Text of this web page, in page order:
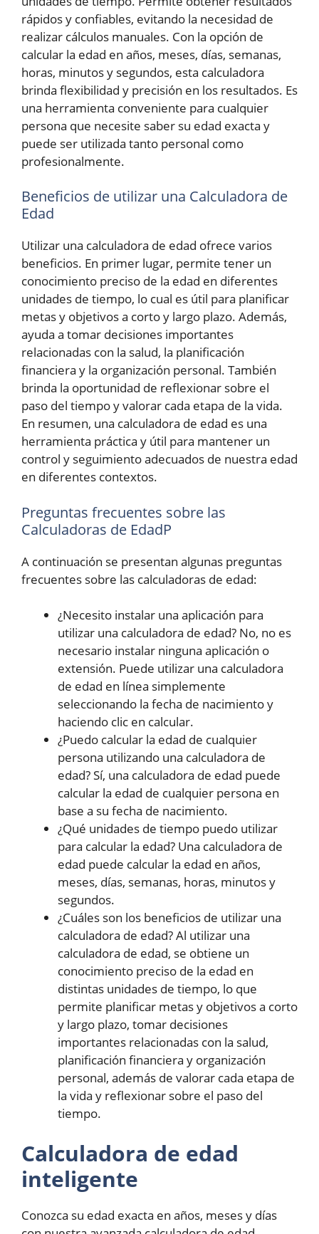
rápidos y confiables, evitando la necesidad de
realizar cálculos manuales. Con la opción de
calcular la edad en años, meses, días, semanas,
horas, minutos y segundos, esta calculadora
brinda flexibilidad y precisión en los resultados. Es
una herramienta conveniente para cualquier
persona que necesite saber su edad exacta y
puede ser utilizada tanto personal como
profesionalmente.
Beneficios de utilizar una Calculadora de
Edad
Utilizar una calculadora de edad ofrece varios
beneficios. En primer lugar, permite tener un
conocimiento preciso de la edad en diferentes
unidades de tiempo, lo cual es útil para planificar
metas y objetivos a corto y largo plazo. Además,
ayuda a tomar decisiones importantes
relacionadas con la salud, la planificación
financiera y la organización personal. También
brinda la oportunidad de reflexionar sobre el
paso del tiempo y valorar cada etapa de la vida.
En resumen, una calculadora de edad es una
herramienta práctica y útil para mantener un
control y seguimiento adecuados de nuestra edad
en diferentes contextos.
Preguntas frecuentes sobre las
Calculadoras de EdadP
A continuación se presentan algunas preguntas
frecuentes sobre las calculadoras de edad:
¿Necesito instalar una aplicación para
utilizar una calculadora de edad? No, no es
necesario instalar ninguna aplicación o
extensión. Puede utilizar una calculadora
de edad en línea simplemente
seleccionando la fecha de nacimiento y
haciendo clic en calcular.
¿Puedo calcular la edad de cualquier
persona utilizando una calculadora de
edad? Sí, una calculadora de edad puede
calcular la edad de cualquier persona en
base a su fecha de nacimiento.
¿Qué unidades de tiempo puedo utilizar
para calcular la edad? Una calculadora de
edad puede calcular la edad en años,
meses, días, semanas, horas, minutos y
segundos.
¿Cuáles son los beneficios de utilizar una
calculadora de edad? Al utilizar una
calculadora de edad, se obtiene un
conocimiento preciso de la edad en
distintas unidades de tiempo, lo que
permite planificar metas y objetivos a corto
y largo plazo, tomar decisiones
importantes relacionadas con la salud,
planificación financiera y organización
personal, además de valorar cada etapa de
la vida y reflexionar sobre el paso del
tiempo.
Calculadora de edad
inteligente
Conozca su edad exacta en años, meses y días